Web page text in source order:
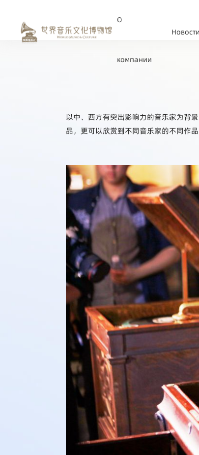
О
компании
Новости
以中、西方有突出影响力的音乐家为背
品，更可以欣赏到不同音乐家的不同作品